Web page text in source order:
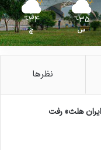
35
℃
س
34
℃
چ
نظرها
هلث» رفت